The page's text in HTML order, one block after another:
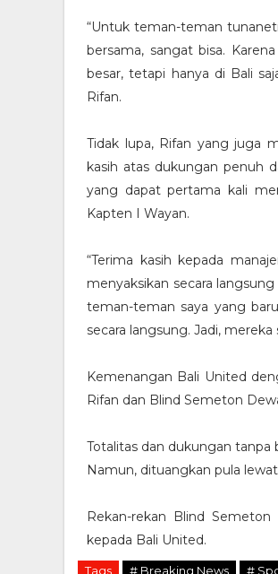
“Untuk teman-teman
bersama, sangat bisa.
besar, tetapi hanya di Bali
Rifan.
Tidak lupa, Rifan yang juga
kasih atas dukungan penuh
yang dapat pertama kali
Kapten I Wayan.
“Terima kasih kepada
menyaksikan secara
teman-teman saya yang
secara langsung. Jadi,
Kemenangan Bali United
Rifan dan Blind Semeton
Totalitas dan dukungan
Namun, dituangkan pula
Rekan-rekan Blind
kepada Bali United.
Tags # Breaking News #